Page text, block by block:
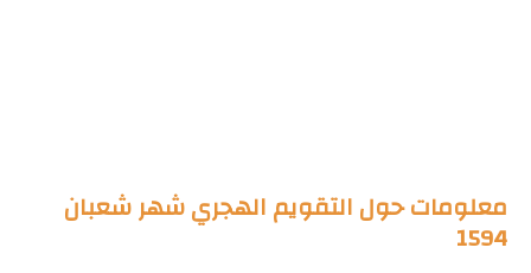
معلومات حول التقويم الهجري شهر شعبان
1594